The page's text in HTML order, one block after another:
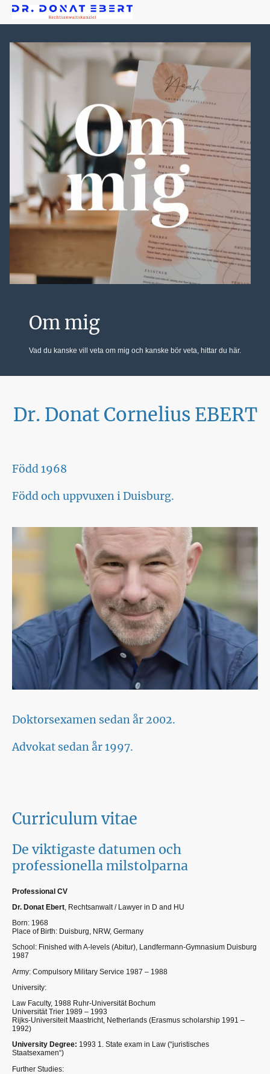
Om mig
Vad du kanske vill veta om mig och kanske bör veta, hittar du här.
Dr. Donat Cornelius EBERT
Född 1968
Född och uppvuxen i Duisburg.
Doktorsexamen sedan år 2002.
Advokat sedan år 1997.
Curriculum vitae
De viktigaste datumen och
professionella milstolparna
Professional CV
Dr. Donat Ebert, Rechtsanwalt / Lawyer in D and HU
Born: 1968
Place of Birth: Duisburg, NRW, Germany
School: Finished with A-levels (Abitur), Landfermann-Gymnasium Duisburg
1987
Army: Compulsory Military Service 1987 – 1988
University:
Law Faculty, 1988 Ruhr-Universität Bochum
Universität Trier 1989 – 1993
Rijks-Universiteit Maastricht, Netherlands (Erasmus scholarship 1991 –
1992)
University Degree: 1993 1. State exam in Law (“juristisches
Staatsexamen“)
Further Studies: